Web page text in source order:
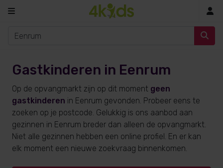
Gastkinderen in Eenrum
Op de opvangmarkt zijn op dit moment geen
gastkinderen in Eenrum gevonden. Probeer eens te
zoeken op je postcode. Gelukkig is ons aanbod aan
gezinnen in Eenrum breder dan alleen de opvangmarkt.
Niet alle gezinnen hebben een online profiel. En er kan
elk moment een nieuwe zoekvraag binnenkomen.